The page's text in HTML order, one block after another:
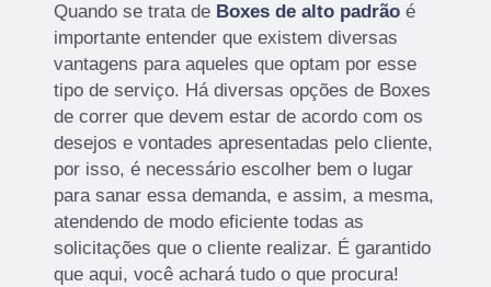
Quando se trata de Boxes de alto padrão é
importante entender que existem diversas
vantagens para aqueles que optam por esse
tipo de serviço. Há diversas opções de Boxes
de correr que devem estar de acordo com os
desejos e vontades apresentadas pelo cliente,
por isso, é necessário escolher bem o lugar
para sanar essa demanda, e assim, a mesma,
atendendo de modo eficiente todas as
solicitações que o cliente realizar. É garantido
que aqui, você achará tudo o que procura!